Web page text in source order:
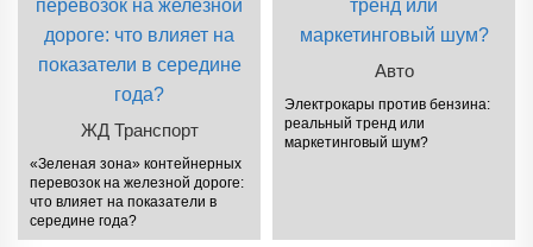
ЖД Транспорт
«Зеленая зона» контейнерных
перевозок на железной дороге:
что влияет на показатели в
середине года?
Авто
Электрокары против бензина:
реальный тренд или
маркетинговый шум?